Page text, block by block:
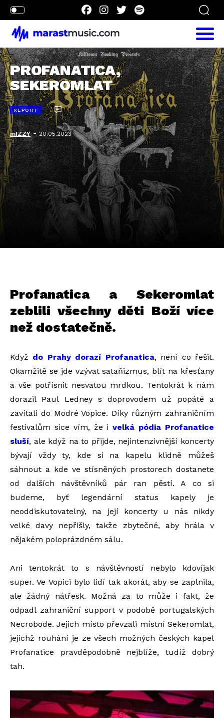
PROFANATICA,
SEKEROMLAT
REPORT
mIZZY-20.05.2023
Profanatica a Sekeromlat
zeblili všechny děti Boží více
než dostatečně.
Když do Prahy dorazí Profanatica, není co řešit.
Okamžitě se jde vzývat sataňizmus, blít na křesťany
a vše potřísnit nesvatou mrdkou. Tentokrát k nám
dorazil Paul Ledney s doprovodem už popáté a
zavítali do Modré Vopice. Díky různým zahraničním
festivalům sice vím, že ivelká pódia Profanatice
sluší, ale když na to přijde, nejintenzivnější koncerty
bývají vždy ty, kde si na kapelu klidně můžeš
sáhnout a kde ve stísněných prostorech dostanete
od dalších návštěvníků pár ran pěstí. A co si
budeme, byť legendární status kapely je
neoddiskutovatelný, na její koncerty u nás nikdy
velké davy nepřišly, takže zbytečné, aby hrála v
nějakém poloprázdném sálu.
Ani tentokrát to s návštěvností nebylo kdovíjak
super. Ve Vopici bylo lidí tak akorát, aby se zaplnila,
ale žádný nátřesk. Možná za to může i fakt, že
odpadl zahraniční support v podobě portugalských
Necrobode. Jejich místo převzali místní Sekeromlat,
jejichž rouhání je ze všech možných českých kapel
Profanatice pravděpodobně nejblíže, tudíž dobrý
tah.